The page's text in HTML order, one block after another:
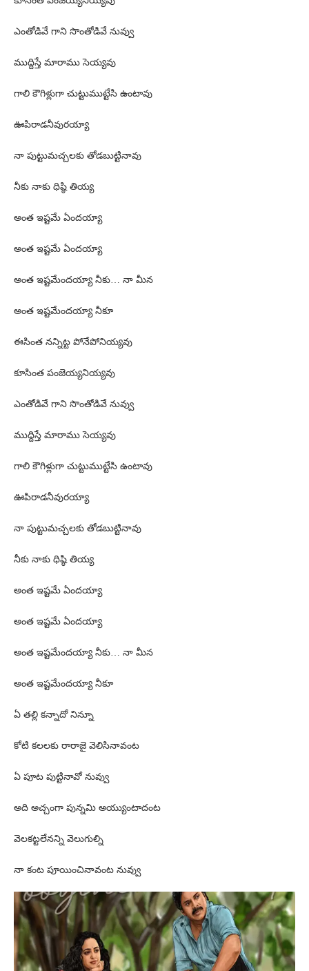
ఎంతోడివే గాని సొంతోడివే నువ్వు
ముద్దిస్తే మారాము సెయ్యవు
గాలి కౌగిళ్లుగా చుట్టుముట్టేసి ఉంటావు
ఊపిరాడనీవురయ్యా
నా పుట్టుమచ్చలకు తోడబుట్టినావు
నీకు నాకు ధిష్ఠి తియ్య
అంత ఇష్టమే ఏందయ్యా
అంత ఇష్టమే ఏందయ్యా
అంత ఇష్టమేందయ్యా నీకు… నా మీన
అంత ఇష్టమేందయ్యా నీకూ
ఈసింత నన్నిట్ట పోనేపోనియ్యవు
కూసింత పంజెయ్యనియ్యవు
ఎంతోడివే గాని సొంతోడివే నువ్వు
ముద్దిస్తే మారాము సెయ్యవు
గాలి కౌగిళ్లుగా చుట్టుముట్టేసి ఉంటావు
ఊపిరాడనీవురయ్యా
నా పుట్టుమచ్చలకు తోడబుట్టినావు
నీకు నాకు ధిష్ఠి తియ్య
అంత ఇష్టమే ఏందయ్యా
అంత ఇష్టమే ఏందయ్యా
అంత ఇష్టమేందయ్యా నీకు… నా మీన
అంత ఇష్టమేందయ్యా నీకూ
ఏ తల్లి కన్నాదో నిన్నూ
కోటి కలలకు రారాజై వెలిసినావంట
ఏ పూట పుట్టినావో నువ్వు
అది అచ్చంగా పున్నమి అయ్యుంటాదంట
వెలకట్టలేనన్ని వెలుగుల్ని
నా కంట పూయించినావంట నువ్వు